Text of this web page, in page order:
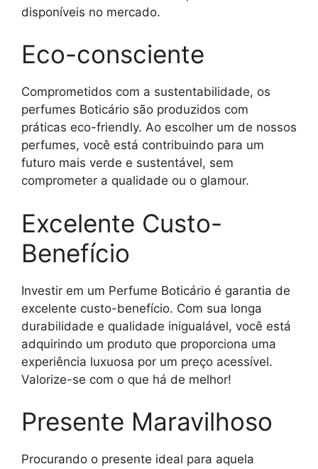
disponíveis no mercado.
Eco-consciente
Comprometidos com a sustentabilidade, os
perfumes Boticário são produzidos com
práticas eco-friendly. Ao escolher um de nossos
perfumes, você está contribuindo para um
futuro mais verde e sustentável, sem
comprometer a qualidade ou o glamour.
Excelente Custo-
Benefício
Investir em um Perfume Boticário é garantia de
excelente custo-benefício. Com sua longa
durabilidade e qualidade inigualável, você está
adquirindo um produto que proporciona uma
experiência luxuosa por um preço acessível.
Valorize-se com o que há de melhor!
Presente Maravilhoso
Procurando o presente ideal para aquela